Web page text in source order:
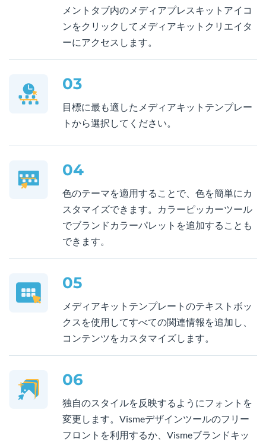
メントタブ内のメディアプレスキットアイコ
ンをクリックしてメディアキットクリエイタ
ーにアクセスします。
03
目標に最も適したメディアキットテンプレー
トから選択してください。
04
色のテーマを適用することで、色を簡単にカ
スタマイズできます。カラーピッカーツール
でブランドカラーパレットを追加することも
できます。
05
メディアキットテンプレートのテキストボッ
クスを使用してすべての関連情報を追加し、
コンテンツをカスタマイズします。
06
独自のスタイルを反映するようにフォントを
変更します。Vismeデザインツールのフリー
フロントを利用するか、Vismeブランドキッ